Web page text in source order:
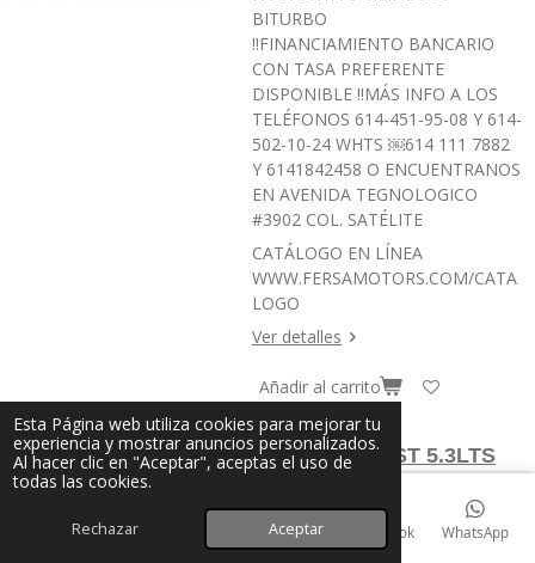
Esta Página web utiliza cookies para mejorar tu
experiencia y mostrar anuncios personalizados.
Al hacer clic en "Aceptar", aceptas el uso de
todas las cookies.
Rechazar Aceptar
BITURBO
‼️FINANCIAMIENTO BANCARIO
CON TASA PREFERENTE
DISPONIBLE ‼️MÁS INFO A LOS
TELÉFONOS 614-451-95-08 Y 614-
502-10-24 WHTS ￼⁨614 111 7882⁩
Y 6141842458 O ENCUENTRANOS
EN AVENIDA TEGNOLOGICO
#3902 COL. SATÉLITE
CATÁLOGO EN LÍNEA
WWW.FERSAMOTORS.COM/CATA
LOGO
Ver detalles
Añadir al carrito
CHEYENNE RST 5.3LTS
🚘MARCA: CHEVROLET
🚘TIPO: CHEYENE
Correo electrónico Mapa Facebook WhatsApp